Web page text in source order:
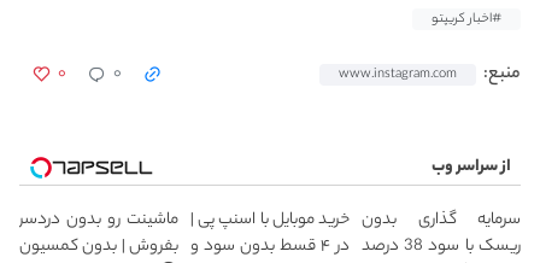
#اخبار کریپتو
منبع: www.instagram.com ۰ ۰
از سراسر وب
سرمایه گذاری بدون
ریسک با سود 38 درصد
خرید موبایل با اسنپ پی |
در ۴ قسط بدون سود و
ماشینت رو بدون دردسر
بفروش | بدون کمسیون